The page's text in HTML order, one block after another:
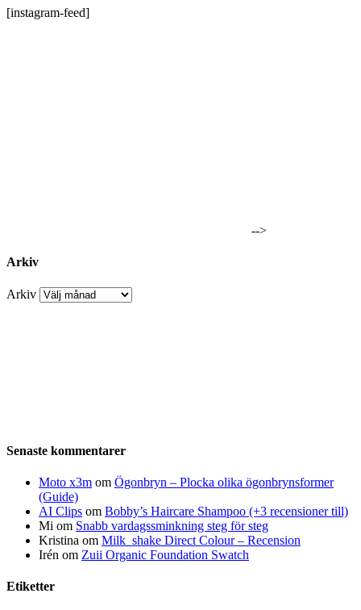
[instagram-feed]
-->
Arkiv
Arkiv
Senaste kommentarer
Moto x3m om Ögonbryn – Plocka olika ögonbrynsformer
(Guide)
AI Clips om Bobby’s Haircare Shampoo (+3 recensioner till)
Mi om Snabb vardagssminkning steg för steg
Kristina om Milk_shake Direct Colour – Recension
Irén om Zuii Organic Foundation Swatch
Etiketter